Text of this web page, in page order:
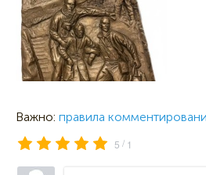
Важно: правила
5 / 1